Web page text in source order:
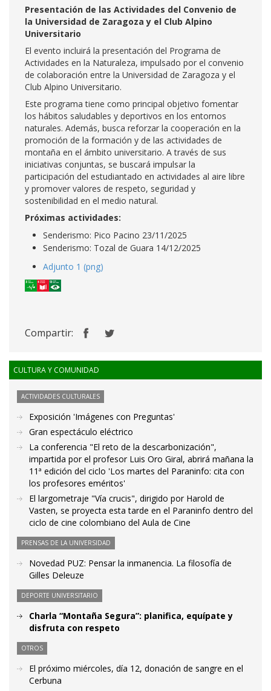
Presentación de las Actividades del Convenio de
la Universidad de Zaragoza y el Club Alpino
Universitario
El evento incluirá la presentación del Programa de
Actividades en la Naturaleza, impulsado por el convenio
de colaboración entre la Universidad de Zaragoza y el
Club Alpino Universitario.
Este programa tiene como principal objetivo fomentar
los hábitos saludables y deportivos en los entornos
naturales. Además, busca reforzar la cooperación en la
promoción de la formación y de las actividades de
montaña en el ámbito universitario. A través de sus
iniciativas conjuntas, se buscará impulsar la
participación del estudiantado en actividades al aire libre
y promover valores de respeto, seguridad y
sostenibilidad en el medio natural.
Próximas actividades:
Senderismo: Pico Pacino 23/11/2025
Senderismo: Tozal de Guara 14/12/2025
Adjunto 1 (png)
Compartir:
CULTURA Y COMUNIDAD
ACTIVIDADES CULTURALES
Exposición 'Imágenes con Preguntas'
Gran espectáculo eléctrico
La conferencia "El reto de la descarbonización",
impartida por el profesor Luis Oro Giral, abrirá mañana la
11ª edición del ciclo 'Los martes del Paraninfo: cita con
los profesores eméritos'
El largometraje "Vía crucis", dirigido por Harold de
Vasten, se proyecta esta tarde en el Paraninfo dentro del
ciclo de cine colombiano del Aula de Cine
PRENSAS DE LA UNIVERSIDAD
Novedad PUZ: Pensar la inmanencia. La filosofía de
Gilles Deleuze
DEPORTE UNIVERSITARIO
Charla “Montaña Segura”: planifica, equípate y
disfruta con respeto
OTROS
El próximo miércoles, día 12, donación de sangre en el
Cerbuna